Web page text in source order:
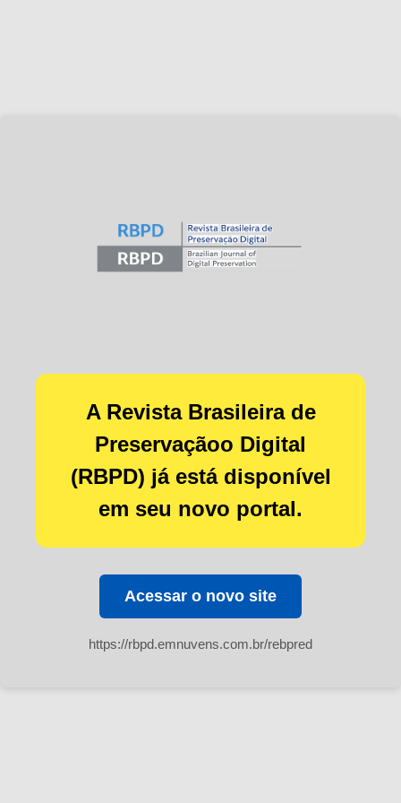
A Revista Brasileira de
Preservaçãoo Digital
(RBPD) já está disponível
em seu novo portal.
Acessar o novo site
https://rbpd.emnuvens.com.br/rebpred